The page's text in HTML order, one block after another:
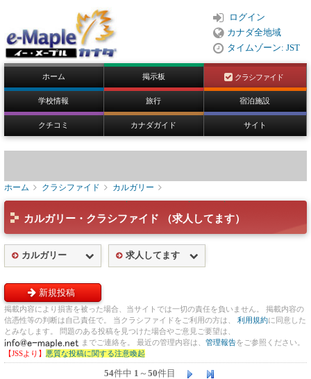
ログイン
カナダ全地域
タイムゾーン: JST
ホーム 掲示板 クラシファイド
学校情報 旅行 宿泊施設
クチコミ カナダガイド サイト
ホーム クラシファイド カルガリー
カルガリー・クラシファイド （求人してます）
カルガリー 求人してます
掲載内容により損害を被った場合、当サイトでは一切の責任を負いません。 掲載内容の
信憑性等の判断は自己責任で。 当クラシファイドをご利用の方は、 利用規約に同意した
とみなします。 問題のある投稿を見つけた場合やご意見ご要望は、
までご連絡を。 最近の管理内容は、 管理報告をご参照ください。
【JSSより】 悪質な投稿に関する注意喚起
新規投稿
54件中 1 ～ 50件目